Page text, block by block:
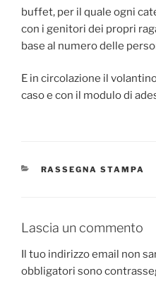
buffet, per il quale ogni
con i genitori dei propri
base al numero delle
E in circolazione il
caso e con il modulo di
CATEGORIE
RASSEGNA STAMPA
Lascia un commento
Il tuo indirizzo email non
obbligatori sono